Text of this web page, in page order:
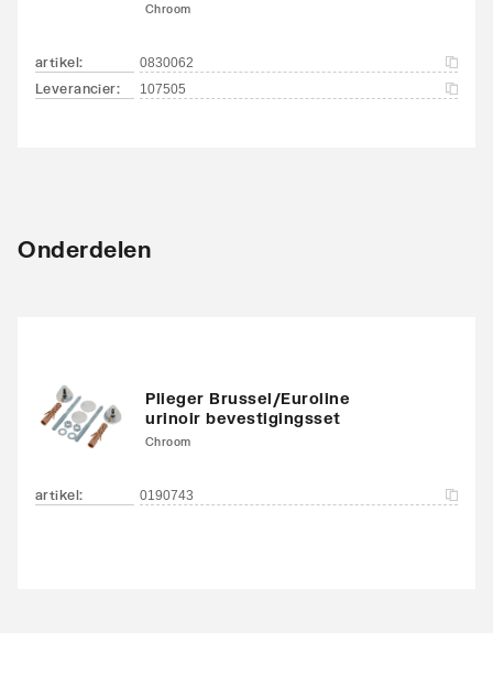
Chroom
artikel: 0830062
Leverancier: 107505
Onderdelen
Plieger Brussel/Euroline
urinoir bevestigingsset
Chroom
artikel: 0190743